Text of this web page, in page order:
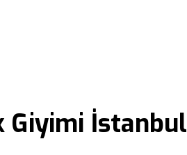
Giyimi İstanbul